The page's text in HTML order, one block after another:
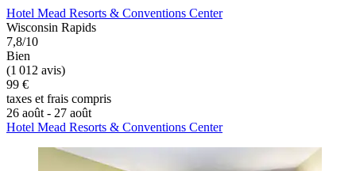
Hotel Mead Resorts & Conventions Center
Wisconsin Rapids
7,8/10
Bien
(1 012 avis)
99 €
taxes et frais compris
26 août - 27 août
Hotel Mead Resorts & Conventions Center